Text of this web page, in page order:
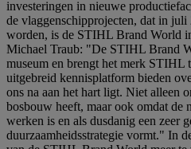
investeringen in nieuwe
de vlaggenschipprojecten, dat in
worden, is de STIHL Brand World
Michael Traub: "De STIHL Brand
museum en brengt het merk STIHL
uitgebreid kennisplatform bieden
ons na aan het hart ligt. Niet alleen
bosbouw heeft, maar ook omdat de
werken is en als dusdanig een zeer
duurzaamheidsstrategie vormt." In